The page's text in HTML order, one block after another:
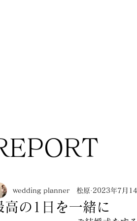
高の1日を一緒に
wedding planner 松原 2023年7月